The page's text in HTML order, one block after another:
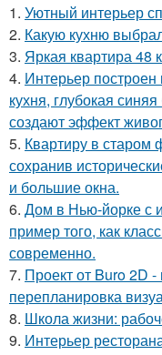
1. Уютный интерьер
2. Какую кухню
3. Яркая квартира 48
4. Интерьер
кухня, глубокая
создают эффект
5. Квартиру в старом
сохранив
и большие окна.
6. Дом в Нью-йорке с
пример того, как
современно.
7. Проект от Buro 2D -
перепланировка
8. Школа жизни:
9. Интерьер